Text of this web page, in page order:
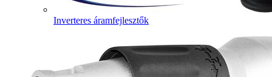
Inverteres áramfejlesztők